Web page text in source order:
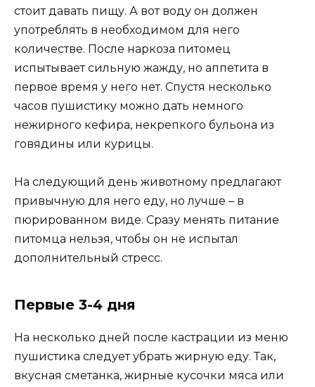
стоит давать пищу. А вот воду он должен
употреблять в необходимом для него
количестве. После наркоза питомец
испытывает сильную жажду, но аппетита в
первое время у него нет. Спустя несколько
часов пушистику можно дать немного
нежирного кефира, некрепкого бульона из
говядины или курицы.
На следующий день животному предлагают
привычную для него еду, но лучше – в
пюрированном виде. Сразу менять питание
питомца нельзя, чтобы он не испытал
дополнительный стресс.
Первые 3-4 дня
На несколько дней после кастрации из меню
пушистика следует убрать жирную еду. Так,
вкусная сметанка, жирные кусочки мяса или